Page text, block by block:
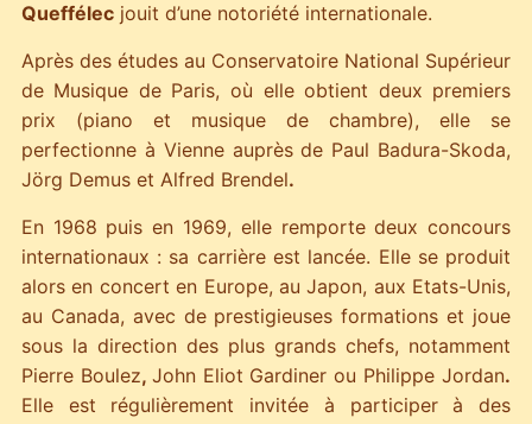
Queffélecjouit d’une notoriété internationale.
Après des études au Conservatoire National Supérieur
de Musique de Paris, où elle obtient deux premiers
prix (piano et musique de chambre), elle se
perfectionne à Vienne auprès de Paul Badura-Skoda,
Jörg Demus et Alfred Brendel.
En 1968 puis en 1969, elle remporte deux concours
internationaux : sa carrière est lancée. Elle se produit
alors en concert en Europe, au Japon, aux Etats-Unis,
au Canada, avec de prestigieuses formations et joue
sous la direction des plus grands chefs, notamment
Pierre Boulez, John Eliot Gardiner ou Philippe Jordan.
Elle est régulièrement invitée à participer à des